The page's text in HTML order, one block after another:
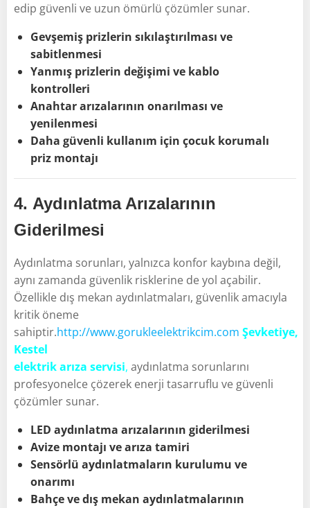
edip güvenli ve uzun ömürlü çözümler sunar.
Gevşemiş prizlerin sıkılaştırılması ve
sabitlenmesi
Yanmış prizlerin değişimi ve kablo
kontrolleri
Anahtar arızalarının onarılması ve
yenilenmesi
Daha güvenli kullanım için çocuk korumalı
priz montajı
4. Aydınlatma Arızalarının
Giderilmesi
Aydınlatma sorunları, yalnızca konfor kaybına değil,
aynı zamanda güvenlik risklerine de yol açabilir.
Özellikle dış mekan aydınlatmaları, güvenlik amacıyla
kritik öneme
sahiptir.http://www.gorukleelektrikcim.com Şevketiye,
Kestel
elektrik arıza servisi, aydınlatma sorunlarını
profesyonelce çözerek enerji tasarruflu ve güvenli
çözümler sunar.
LED aydınlatma arızalarının giderilmesi
Avize montajı ve arıza tamiri
Sensörlü aydınlatmaların kurulumu ve
onarımı
Bahçe ve dış mekan aydınlatmalarının